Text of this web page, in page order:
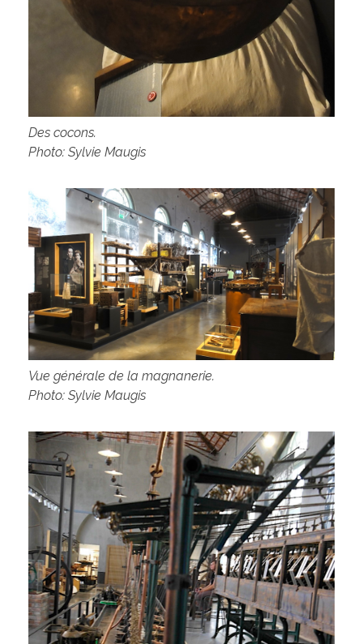
Des cocons.
Photo: Sylvie Maugis
Vue générale de la magnanerie.
Photo: Sylvie Maugis